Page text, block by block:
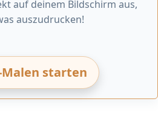
auf deinem Bildschirm aus,
auszudrucken!
starten